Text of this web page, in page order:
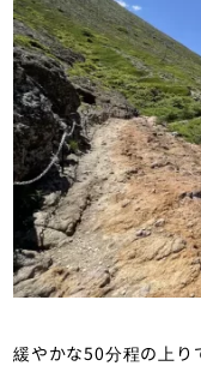
緩やかな50分程の上り